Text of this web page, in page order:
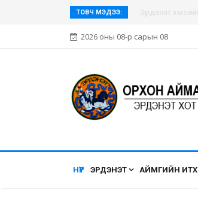
ТОВЧ МЭДЭЭ:
2026 оны 08-р сарын 08
НҮҮР ЭРДЭНЭТ АЙМГИЙН ИТХ